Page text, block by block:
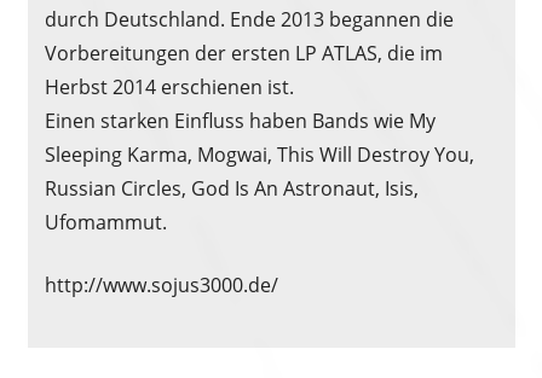
durch Deutschland. Ende 2013 begannen die
Vorbereitungen der ersten LP ATLAS, die im
Herbst 2014 erschienen ist.
Einen starken Einfluss haben Bands wie My
Sleeping Karma, Mogwai, This Will Destroy You,
Russian Circles, God Is An Astronaut, Isis,
Ufomammut.
http://www.sojus3000.de/